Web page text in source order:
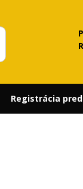
Registrácia